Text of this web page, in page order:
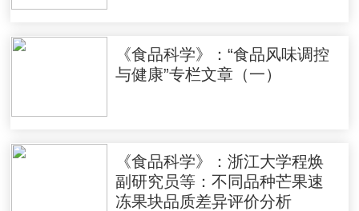
《食品科学》：“食品风味调控
与健康”专栏文章（一）
《食品科学》：浙江大学程焕
副研究员等：不同品种芒果速
冻果块品质差异评价分析